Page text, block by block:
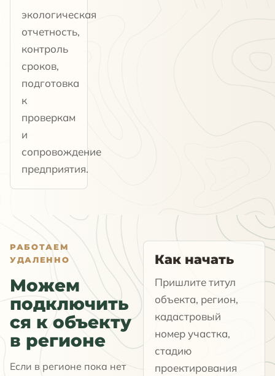
экологическая
отчетность,
контроль
сроков,
подготовка
к
проверкам
и
сопровождение
предприятия.
РАБОТАЕМ
УДАЛЕННО
Можем
подключить
ся к объекту
в регионе
Если в регионе пока нет
Как начать
Пришлите титул
объекта, регион,
кадастровый
номер участка,
стадию
проектирования